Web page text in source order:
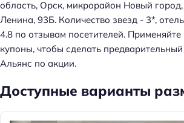
область, Орск, микрорайон Новый город,
Ленина, 93Б. Количество звезд - 3*,
4.8 по отзывам посетителей.
купоны, чтобы сделать
Альянс по акции.
Доступные варианты